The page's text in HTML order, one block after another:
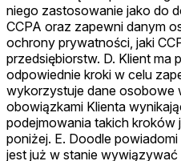
niego zastosowanie jako do
CCPA oraz zapewni danym
ochrony prywatności, jaki
przedsiębiorstw. D. Klient ma
odpowiednie kroki w celu
wykorzystuje dane osobowe
obowiązkami Klienta
podejmowania takich kroków
poniżej. E. Doodle
jest już w stanie